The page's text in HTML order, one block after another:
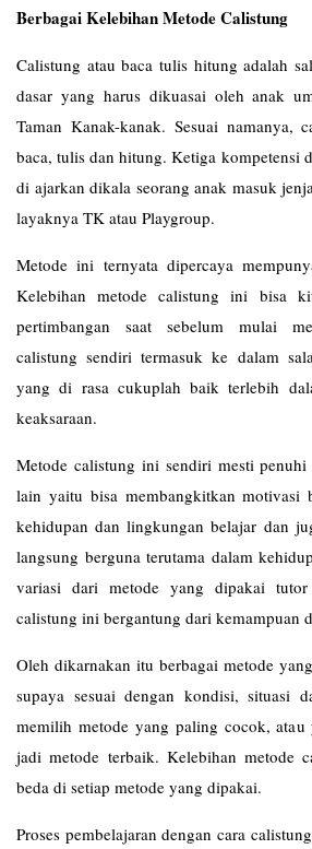
Berbagai Kelebihan Metode Calistung
Calistung atau baca tulis hitung adalah
dasar yang harus dikuasai oleh anak
Taman Kanak-kanak. Sesuai namanya,
baca, tulis dan hitung. Ketiga kompetensi
di ajarkan dikala seorang anak masuk
layaknya TK atau Playgroup.
Metode ini ternyata dipercaya
Kelebihan metode calistung ini bisa
pertimbangan saat sebelum mulai
calistung sendiri termasuk ke dalam
yang di rasa cukuplah baik terlebih
keaksaraan.
Metode calistung ini sendiri mesti penuhi
lain yaitu bisa membangkitkan motivasi
kehidupan dan lingkungan belajar dan
langsung berguna terutama dalam
variasi dari metode yang dipakai tutor
calistung ini bergantung dari kemampuan
Oleh dikarnakan itu berbagai metode
supaya sesuai dengan kondisi, situasi
memilih metode yang paling cocok,
jadi metode terbaik. Kelebihan metode
beda di setiap metode yang dipakai.
Proses pembelajaran dengan cara